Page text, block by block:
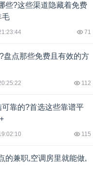
些?这些渠道隐藏着免费
毛
71
盘点那些免费且有效的方
112
靠的?首选这些靠谱平
115
的兼职,空调房里就能做,